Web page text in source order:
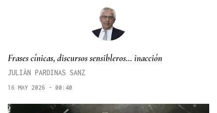
Frases cínicas, discursos sensibleros… inacción
JULIÁN PARDINAS SANZ
16 MAY 2026 - 00:40